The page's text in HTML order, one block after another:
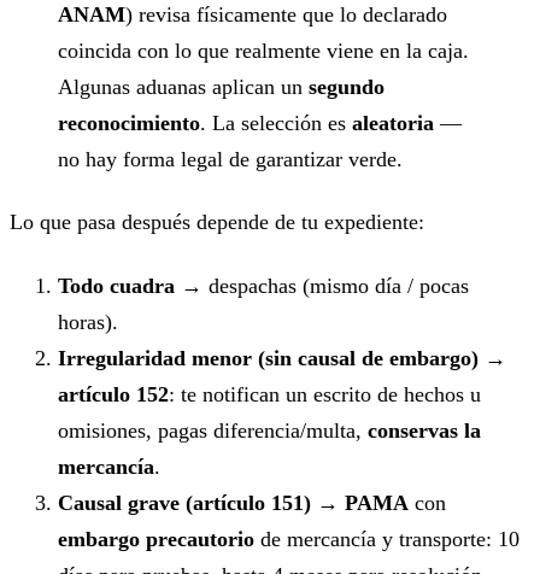
ANAM) revisa físicamente que lo declarado
coincida con lo que realmente viene en la caja.
Algunas aduanas aplican un segundo
reconocimiento. La selección es aleatoria —
no hay forma legal de garantizar verde.
Lo que pasa después depende de tu expediente:
Todo cuadra → despachas (mismo día / pocas
horas).
Irregularidad menor (sin causal de embargo) →
artículo 152: te notifican un escrito de hechos u
omisiones, pagas diferencia/multa, conservas la
mercancía.
Causal grave (artículo 151) → PAMA con
embargo precautorio de mercancía y transporte: 10